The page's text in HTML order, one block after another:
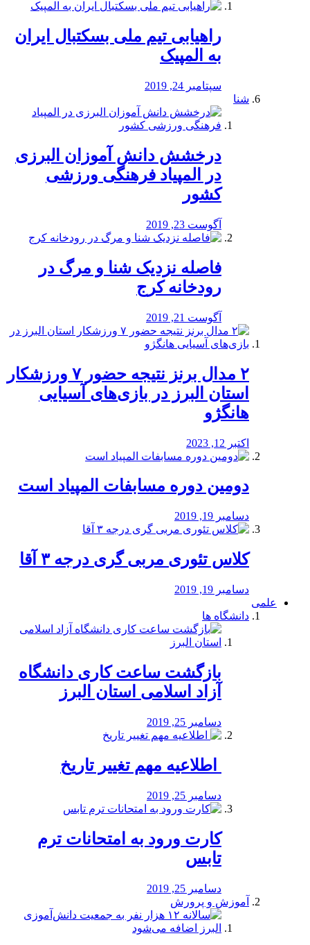
راهیابی تیم ملی بسکتبال ایران
به المپیک
سپتامبر 24, 2019
شنا
درخشش دانش آموزان البرزی
در المپیاد فرهنگی ورزشی
کشور
آگوست 23, 2019
️فاصله نزدیک شنا و مرگ در
رودخانه کرج
آگوست 21, 2019
۲ مدال برنز نتیجه حضور ۷ ورزشکار
استان البرز در بازی‌های آسیایی
هانگژو
اکتبر 12, 2023
دومین دوره مسابفات المپیاد است
دسامبر 19, 2019
کلاس تئوری مربی گری درجه ۳ آقا
دسامبر 19, 2019
علمی
دانشگاه ها
بازگشت ساعت کاری دانشگاه
آزاد اسلامی استان البرز
دسامبر 25, 2019
️ اطلاعیه مهم تغییر تاریخ
دسامبر 25, 2019
کارت ورود به امتحانات ترم
تابس
دسامبر 25, 2019
آموزش و پرورش